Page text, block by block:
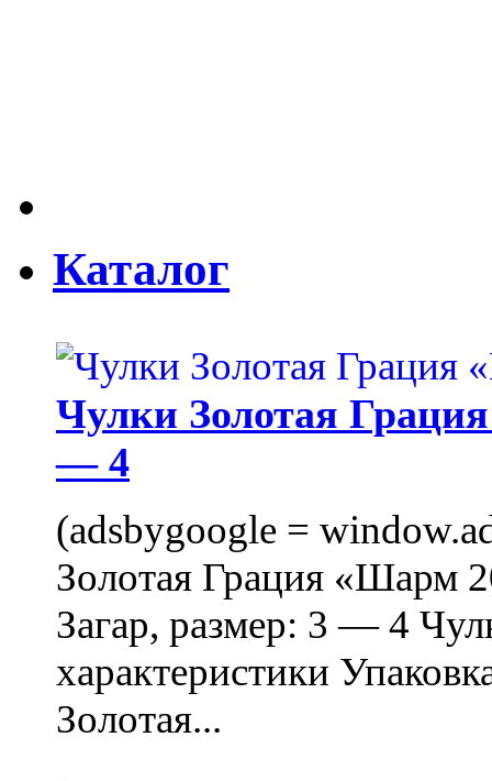
Каталог
Чулки Золотая
— 4
(adsbygoogle =
Золотая Грация «Шарм
Загар, размер: 3 — 4
характеристики
Золотая...